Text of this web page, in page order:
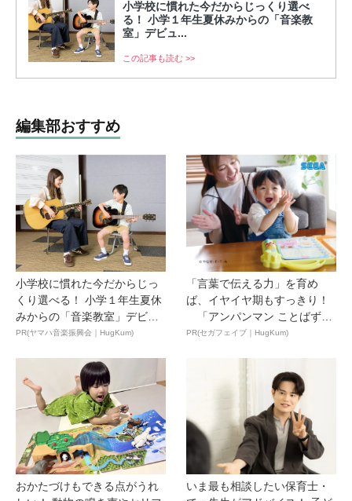
小学校に慣れた今だからじっくり選べ
る！ 小学１年生夏休みからの「音楽教
室」デビュ...
この記事も読む >>
編集部おすすめ
小学校に慣れた今だからじっ
くり選べる！ 小学１年生夏休
みからの「音楽教室」デビ
ュ...
PR(ヤマハ音楽振興会｜HugKum)
「言葉で伝える力」を育め
ば、イヤイヤ期もすっきり！
「アンパンマン ことばずか
ん...
PR(セガフェイブ｜HugKum)
おかたづけもできる点がうれ
いま最も相談したい保育士・